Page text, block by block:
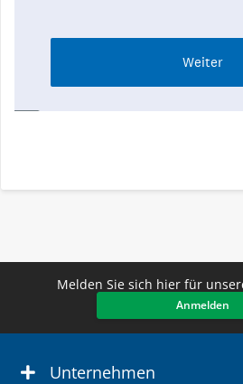
Melden Sie sich hier für
Anmelden
Unternehmen